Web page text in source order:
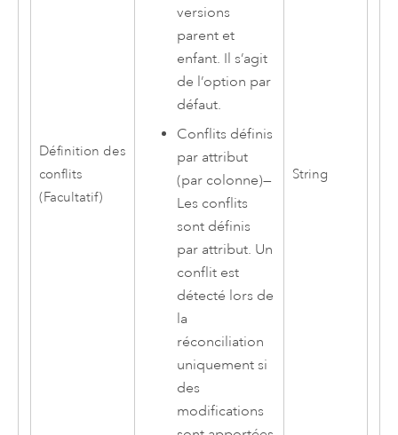
Définition des
conflits
(Facultatif)
versions
parent et
enfant. Il s’agit
de l’option par
défaut.
Conflits définis
par attribut
(par colonne)—
Les conflits
sont définis
par attribut. Un
conflit est
détecté lors de
la
réconciliation
uniquement si
des
modifications
String